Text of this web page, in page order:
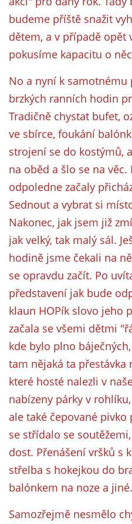
budeme příště snažit
dětem, a v případě opět
pokusíme kapacitu o
No a nyní k samotnému
brzkých ranních hodin
Tradičně chystat bufet,
ve sbírce, foukání
strojení se do kostýmů,
na oběd a šlo se na
odpoledne začaly
Sednout a vybrat si
Nakonec, jak jsem již
jak velký, tak malý sál.
hodině jsme čekali na
se opravdu začít. Po
představení jak bude
klaun HOPík slovo jeho
začala se všemi dětmi
kde bylo plno
tam nějaká ta přestávka
které hosté nalezli v
nabízeny párky v
ale také čepované pivko
se střídalo se
dost. Přenášení vršků s
střelba s hokejkou do
balónkem na noze a jiné.
Samozřejmě nesmělo